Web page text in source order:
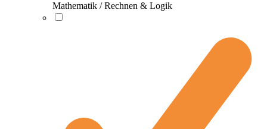
Mathematik / Rechnen & Logik